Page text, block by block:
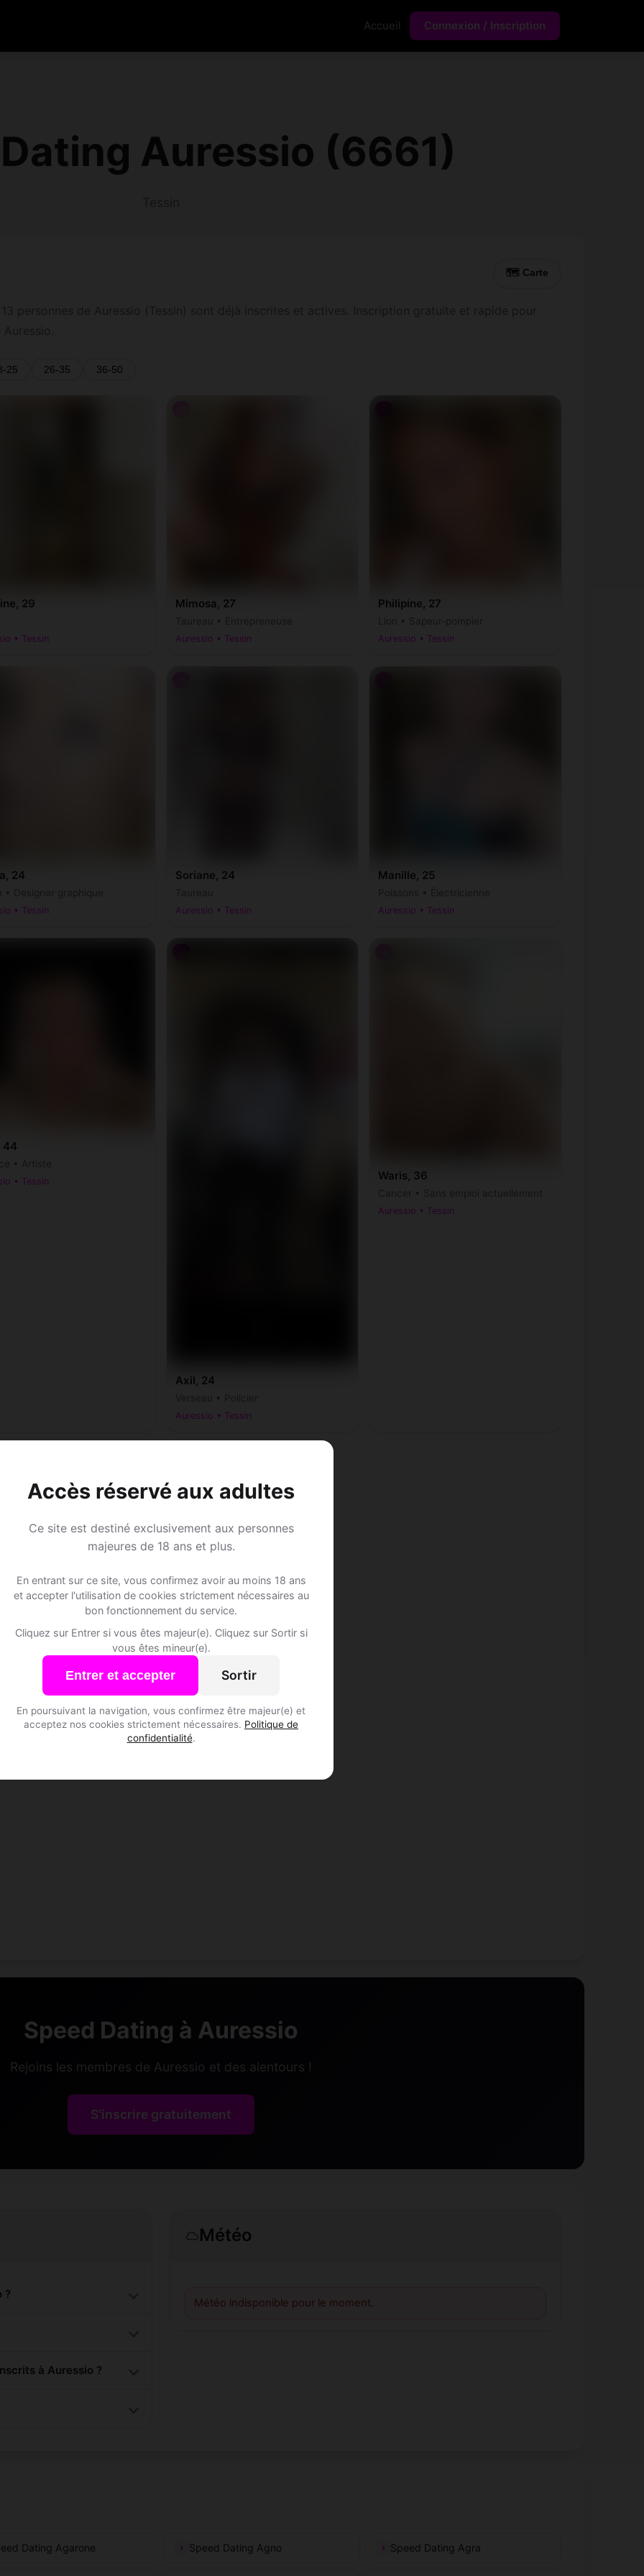
Accès réservé aux adultes
Ce site est destiné exclusivement aux personnes
majeures de 18 ans et plus.
En entrant sur ce site, vous confirmez avoir au moins 18 ans
et accepter l'utilisation de cookies strictement nécessaires au
bon fonctionnement du service.
Cliquez sur Entrer si vous êtes majeur(e). Cliquez sur Sortir si
vous êtes mineur(e).
Entrer et accepter Sortir
En poursuivant la navigation, vous confirmez être majeur(e) et
acceptez nos cookies strictement nécessaires. Politique de
confidentialité.
Accueil Connexion / Inscription
Auressio (6661)
🗺 Carte
25 26-35 36-50
29
• Tessin
Mimosa, 27
Auressio • Tessin
Philipine, 27
Auressio • Tessin
24
• Tessin
Soriane, 24
Auressio • Tessin
Manille, 25
Auressio • Tessin
44
• Tessin
Axil, 24
Auressio • Tessin
Waris, 36
Auressio • Tessin
Speed Dating à Auressio
Rejoins les membres de Auressio et des alentours !
S'inscrire gratuitement
?
à Auressio ?
Météo
Météo indisponible pour le moment.
Dating Agarone Speed Dating Agno Speed Dating Agra